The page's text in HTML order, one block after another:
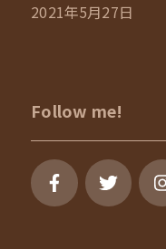
2021年5月27日
Follow me!